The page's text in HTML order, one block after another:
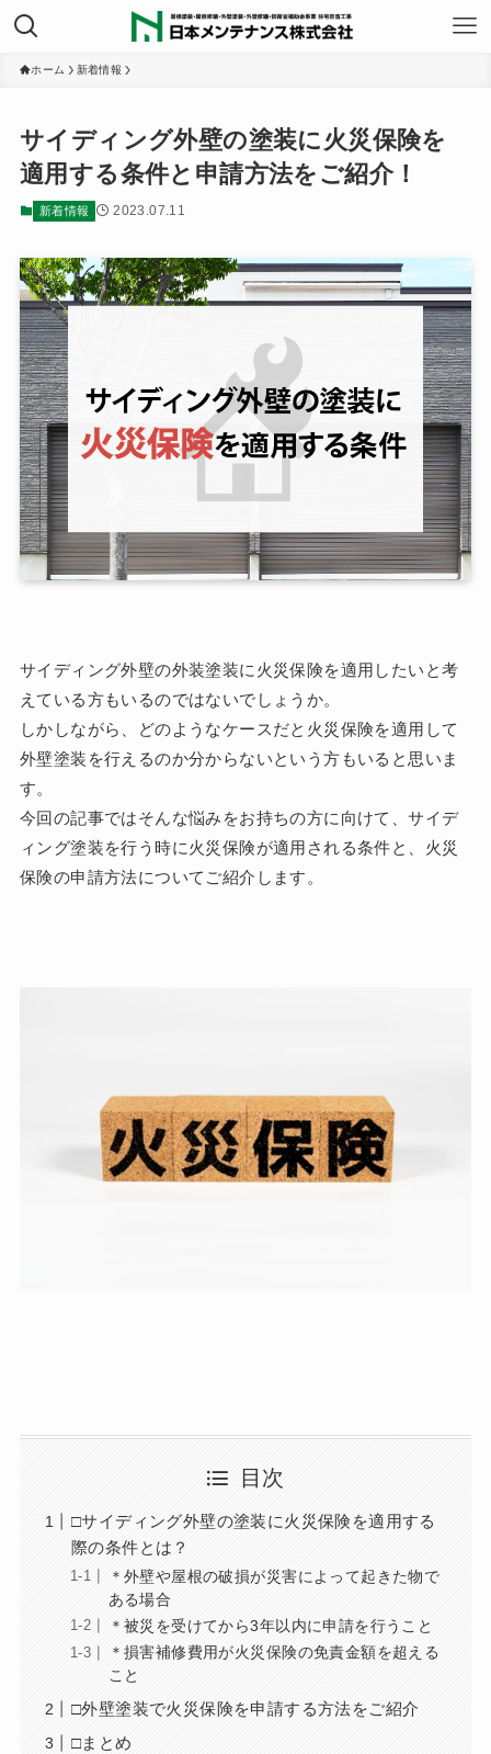
ホーム 新着情報
サイディング外壁の塗装に火災保険を
適用する条件と申請方法をご紹介！
新着情報 2023.07.11
サイディング外壁の外装塗装に火災保険を適用したいと考
えている方もいるのではないでしょうか。
しかしながら、どのようなケースだと火災保険を適用して
外壁塗装を行えるのか分からないという方もいると思いま
す。
今回の記事ではそんな悩みをお持ちの方に向けて、サイデ
ィング塗装を行う時に火災保険が適用される条件と、火災
保険の申請方法についてご紹介します。
目次
□サイディング外壁の塗装に火災保険を適用する
際の条件とは？
＊外壁や屋根の破損が災害によって起きた物で
ある場合
＊被災を受けてから3年以内に申請を行うこと
＊損害補修費用が火災保険の免責金額を超える
こと
□外壁塗装で火災保険を申請する方法をご紹介
□まとめ